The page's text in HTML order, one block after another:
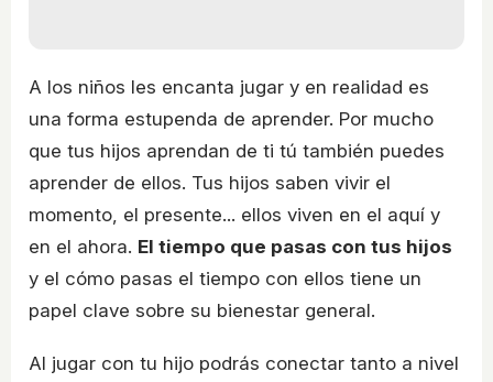
A los niños les encanta jugar y en realidad es
una forma estupenda de aprender. Por mucho
que tus hijos aprendan de ti tú también puedes
aprender de ellos. Tus hijos saben vivir el
momento, el presente... ellos viven en el aquí y
en el ahora. El tiempo que pasas con tus hijos
y el cómo pasas el tiempo con ellos tiene un
papel clave sobre su bienestar general.
Al jugar con tu hijo podrás conectar tanto a nivel